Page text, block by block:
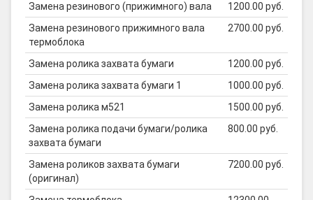
Замена резинового (прижимного) вала
1200.00 руб.
Замена резинового прижимного вала
термоблока
2700.00 руб.
Замена ролика захвата бумаги
1200.00 руб.
Замена ролика захвата бумаги 1
1000.00 руб.
Замена ролика м521
1500.00 руб.
Замена ролика подачи бумаги/ролика
захвата бумаги
800.00 руб.
Замена роликов захвата бумаги
(оригинал)
7200.00 руб.